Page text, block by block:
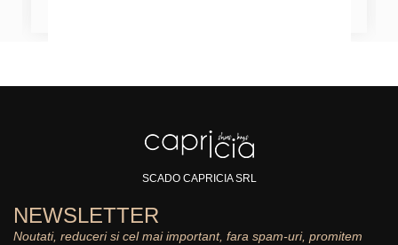
SCADO CAPRICIA SRL
NEWSLETTER
Noutati, reduceri si cel mai important, fara spam-uri, promitem